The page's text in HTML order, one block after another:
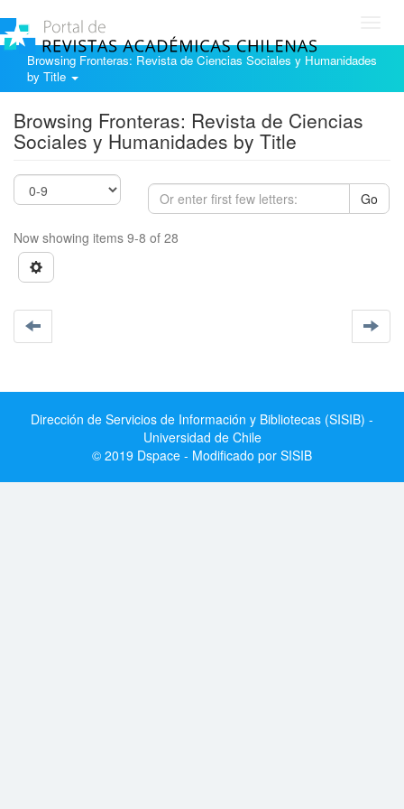
Browsing Fronteras: Revista de Ciencias Sociales y Humanidades
by Title
Browsing Fronteras: Revista de Ciencias
Sociales y Humanidades by Title
Go
Now showing items 9-8 of 28
Dirección de Servicios de Información y Bibliotecas (SISIB) -
Universidad de Chile
© 2019 Dspace - Modificado por SISIB